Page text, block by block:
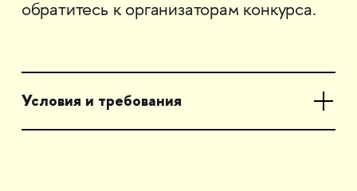
обратитесь к организаторам конкурса.
Условия и требования